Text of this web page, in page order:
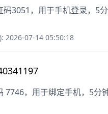
码3051，用于手机登录，
2026-07-14 05:50:18
7746，用于绑定手机，5